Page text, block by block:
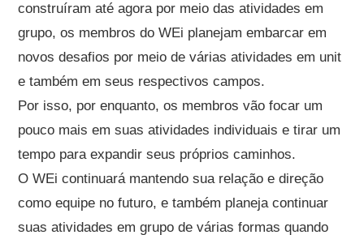
construíram até agora por meio das atividades em
grupo, os membros do WEi planejam embarcar em
novos desafios por meio de várias atividades em unit
e também em seus respectivos campos.
Por isso, por enquanto, os membros vão focar um
pouco mais em suas atividades individuais e tirar um
tempo para expandir seus próprios caminhos.
O WEi continuará mantendo sua relação e direção
como equipe no futuro, e também planeja continuar
suas atividades em grupo de várias formas quando